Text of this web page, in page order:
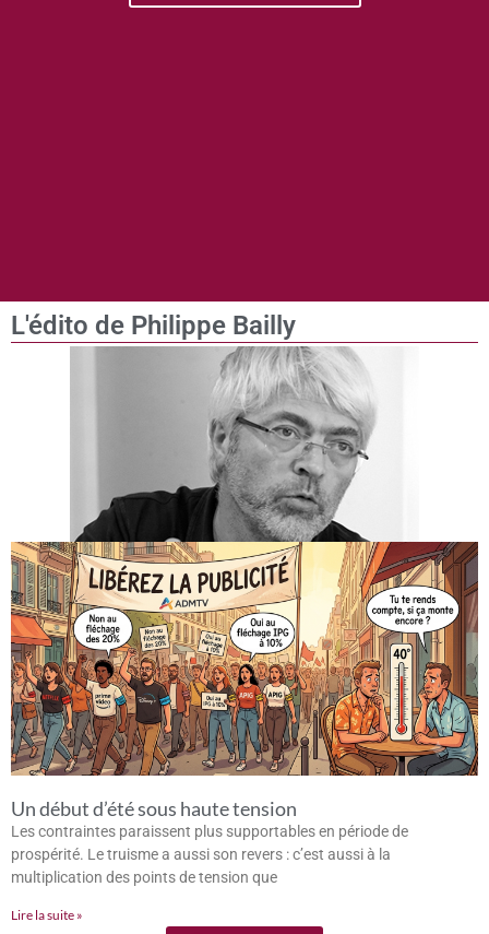
L'édito de Philippe Bailly
Un début d’été sous haute tension
Les contraintes paraissent plus supportables en période de
prospérité. Le truisme a aussi son revers : c’est aussi à la
multiplication des points de tension que
Lire la suite »